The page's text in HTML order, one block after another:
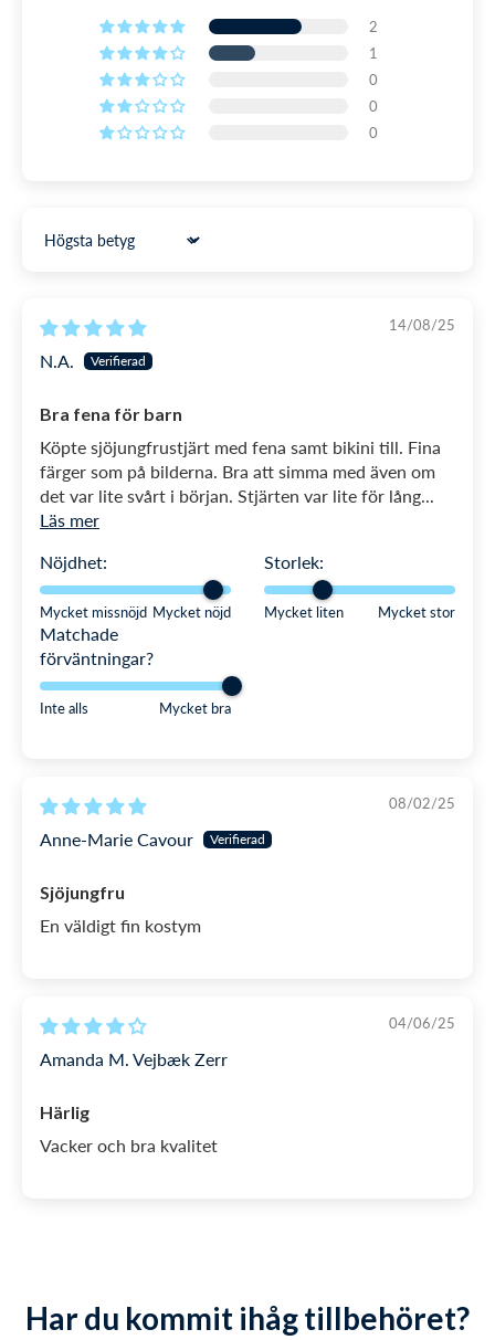
➡️ 365 dagars returrätt (ja, den är bra nog!)
➡️ Gratis byte till andra storlekar och färger
➡️ 24 timmars handläggningstid på vardagar
2
1
0
0
0
Sort by
14/08/25
N.A.
Bra fena för barn
Köpte sjöjungfrustjärt med fena samt bikini till. Fina
färger som på bilderna. Bra att simma med även om
det var lite svårt i början. Stjärten var lite för lång...
Läs mer
Nöjdhet:
Mycket missnöjd Mycket nöjd
Storlek:
Mycket liten Mycket stor
Matchade
förväntningar?
Inte alls Mycket bra
08/02/25
Anne-Marie Cavour
Sjöjungfru
En väldigt fin kostym
04/06/25
Amanda M. Vejbæk Zerr
Härlig
Vacker och bra kvalitet
Har du kommit ihåg tillbehöret?